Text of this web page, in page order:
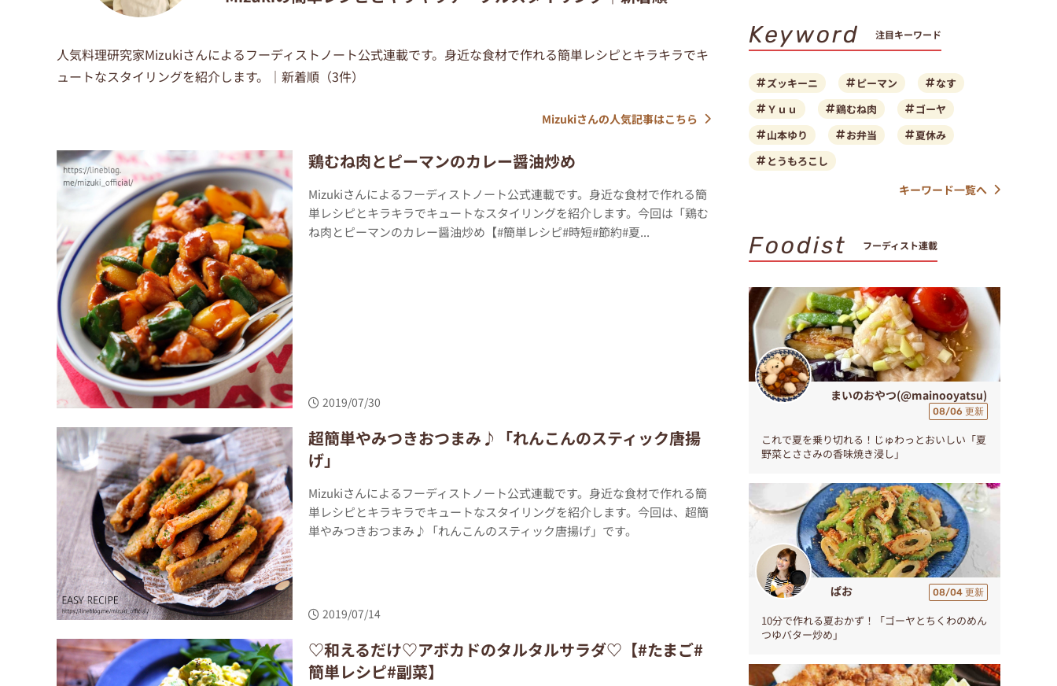
人気料理研究家Mizukiさんによるフーディストノート公式連載です。身近な食材で作れる簡単レシピとキラキラでキ
ュートなスタイリングを紹介します。｜新着順（3件）
Mizukiさんの人気記事はこちら
鶏むね肉とピーマンのカレー醤油炒め
Mizukiさんによるフーディストノート公式連載です。身近な食材で作れる簡
単レシピとキラキラでキュートなスタイリングを紹介します。今回は「鶏む
ね肉とピーマンのカレー醤油炒め【#簡単レシピ#時短#節約#夏...
2019/07/30
超簡単やみつきおつまみ♪「れんこんのスティック唐揚
げ」
Mizukiさんによるフーディストノート公式連載です。身近な食材で作れる簡
単レシピとキラキラでキュートなスタイリングを紹介します。今回は、超簡
単やみつきおつまみ♪「れんこんのスティック唐揚げ」です。
2019/07/14
♡和えるだけ♡アボカドのタルタルサラダ♡【#たまご#
簡単レシピ#副菜】
Keyword 注目キーワード
ズッキーニ ピーマン
なす
Ｙｕｕ
鶏むね肉
ゴーヤ
山本ゆり
お弁当
夏休み
とうもろこし
キーワード一覧へ
Foodist フーディスト連載
まいのおやつ(@mainooyatsu)
08/06 更新
これで夏を乗り切れる！じゅわっとおいしい「夏
野菜とささみの香味焼き浸し」
ぱお 08/04 更新
10分で作れる夏おかず！「ゴーヤとちくわのめん
つゆバター炒め」